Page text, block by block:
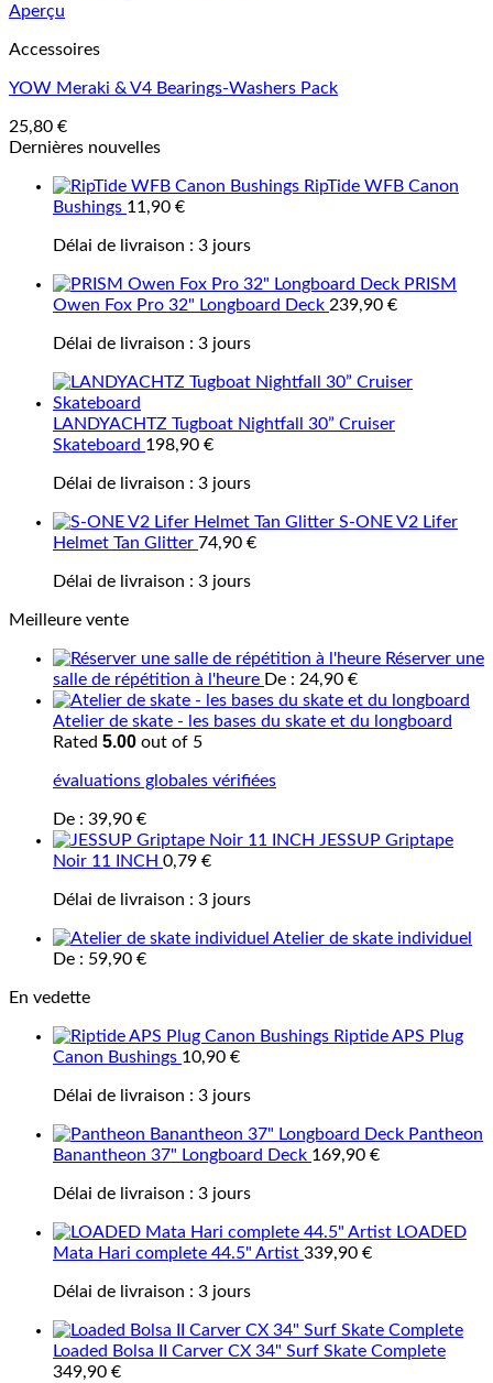
Aperçu
Accessoires
YOW Meraki & V4 Bearings-Washers Pack
25,80 €
Dernières nouvelles
RipTide WFB Canon
Bushings 11,90 €
Délai de livraison : 3 jours
PRISM
Owen Fox Pro 32" Longboard Deck 239,90 €
Délai de livraison : 3 jours
LANDYACHTZ Tugboat Nightfall 30” Cruiser
Skateboard 198,90 €
Délai de livraison : 3 jours
S-ONE V2 Lifer
Helmet Tan Glitter 74,90 €
Délai de livraison : 3 jours
Meilleure vente
Réserver une
salle de répétition à l'heure De : 24,90 €
Atelier de skate - les bases du skate et du longboard
Rated 5.00 out of 5
évaluations globales vérifiées
De : 39,90 €
JESSUP Griptape
Noir 11 INCH 0,79 €
Délai de livraison : 3 jours
Atelier de skate individuel
De : 59,90 €
En vedette
Riptide APS Plug
Canon Bushings 10,90 €
Délai de livraison : 3 jours
Pantheon
Banantheon 37" Longboard Deck 169,90 €
Délai de livraison : 3 jours
LOADED
Mata Hari complete 44.5" Artist 339,90 €
Délai de livraison : 3 jours
Loaded Bolsa II Carver CX 34" Surf Skate Complete
349,90 €